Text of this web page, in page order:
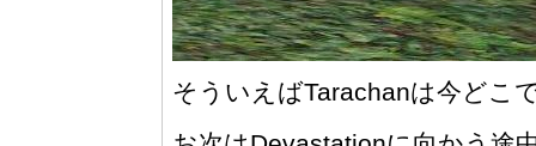
そういえばTarachanは今どこ